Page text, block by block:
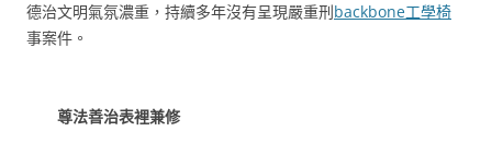
德治文明氣氛濃重，持續多年沒有呈現嚴重刑backbone工學椅
事案件。
尊法善治表裡兼修